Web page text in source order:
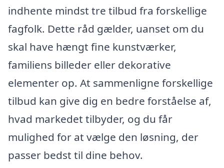
indhente mindst tre tilbud fra forskellige
fagfolk. Dette råd gælder, uanset om du
skal have hængt fine kunstværker,
familiens billeder eller dekorative
elementer op. At sammenligne forskellige
tilbud kan give dig en bedre forståelse af,
hvad markedet tilbyder, og du får
mulighed for at vælge den løsning, der
passer bedst til dine behov.